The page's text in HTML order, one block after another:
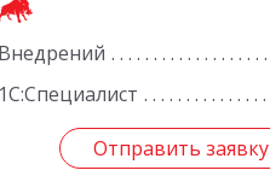
Внедрений
1С:Специалист
Отправить заявку
Отправить заявку